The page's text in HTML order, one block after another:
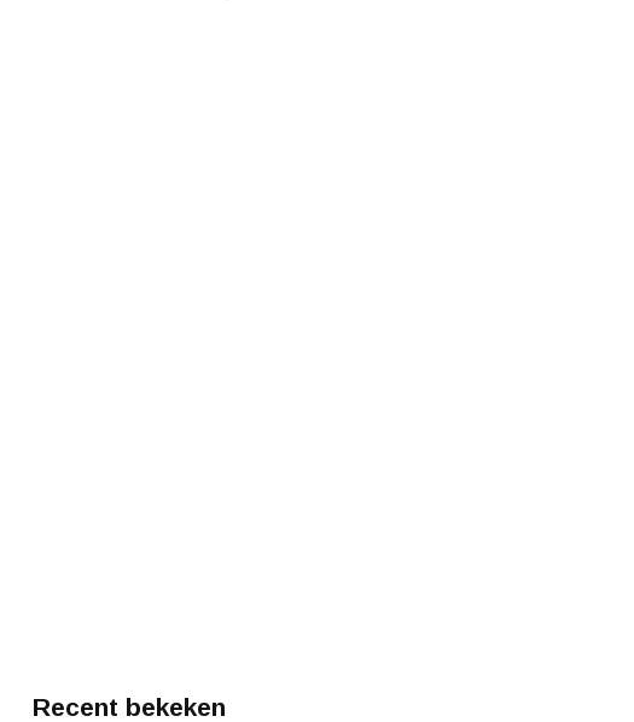
Recent bekeken